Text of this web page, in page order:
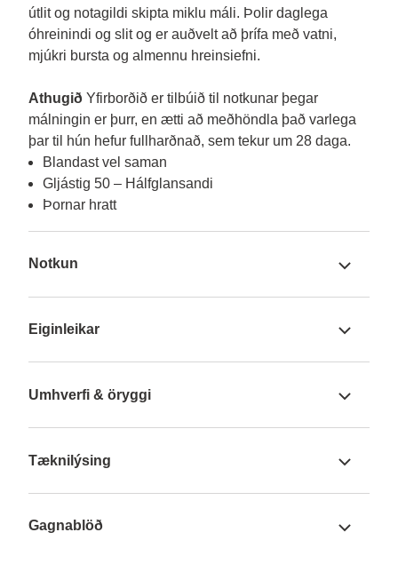
útlit og notagildi skipta miklu máli. Þolir daglega
óhreinindi og slit og er auðvelt að þrífa með vatni,
mjúkri bursta og almennu hreinsiefni.
Athugið Yfirborðið er tilbúið til notkunar þegar
málningin er þurr, en ætti að meðhöndla það varlega
Blandast vel saman
Gljástig 50 – Hálfglansandi
Þornar hratt
Notkun
Eiginleikar
Umhverfi & öryggi
Tæknilýsing
Gagnablöð